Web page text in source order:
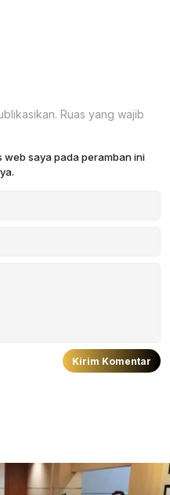
Ruas yang wajib
web saya pada peramban ini